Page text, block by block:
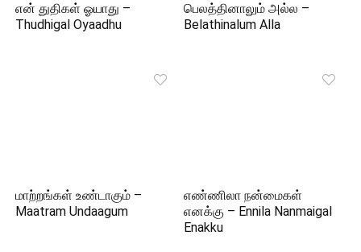
என் துதிகள் ஓயாது –
Thudhigal Oyaadhu
பெலத்தினாலும் அல்ல –
Belathinalum Alla
மாற்றங்கள் உண்டாகும் –
Maatram Undaagum
எண்ணிலா நன்மைகள்
எனக்கு – Ennila Nanmaigal
Enakku